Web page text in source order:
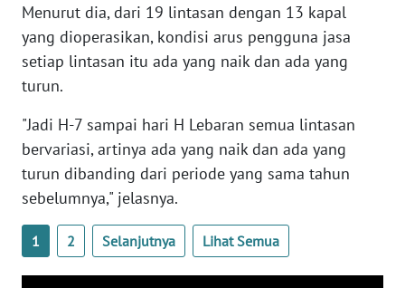
Menurut dia, dari 19 lintasan dengan 13 kapal
yang dioperasikan, kondisi arus pengguna jasa
setiap lintasan itu ada yang naik dan ada yang
turun.
"Jadi H-7 sampai hari H Lebaran semua lintasan
bervariasi, artinya ada yang naik dan ada yang
turun dibanding dari periode yang sama tahun
sebelumnya," jelasnya.
1 2 Selanjutnya Lihat Semua
SUMBAR
WN
SUMSEL
WN
BENGKULU
WN